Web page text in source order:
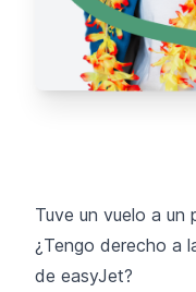
Tuve un vuelo a un
¿Tengo derecho a
de easyJet?